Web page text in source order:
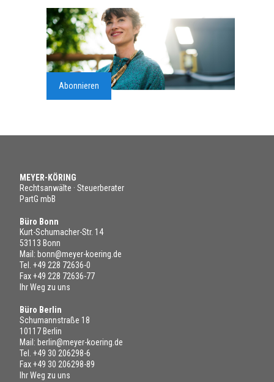
Abonnieren
MEYER-KÖRING
Rechtsanwälte · Steuerberater
PartG mbB
Büro Bonn
Kurt-Schumacher-Str. 14
53113 Bonn
Mail: bonn@meyer-koering.de
Tel. +49 228 72636-0
Fax +49 228 72636-77
Ihr Weg zu uns
Büro Berlin
Schumannstraße 18
10117 Berlin
Mail: berlin@meyer-koering.de
Tel. +49 30 206298-6
Fax +49 30 206298-89
Ihr Weg zu uns